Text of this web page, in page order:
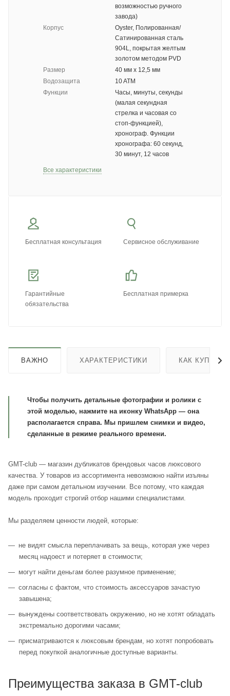
возможностью ручного
завода)
Корпус
Oyster, Полированная/
Сатинированная сталь
904L, покрытая желтым
золотом методом PVD
Размер
40 мм x 12,5 мм
Водозащита
10 ATM
Функции
Часы, минуты, секунды
(малая секундная
стрелка и часовая со
стоп-функцией),
хронограф. Функции
хронографа: 60 секунд,
30 минут, 12 часов
Все характеристики
Бесплатная консультация Сервисное обслуживание
Гарантийные
обязательства
Бесплатная примерка
ВАЖНО ХАРАКТЕРИСТИКИ КАК КУПИТЬ
Чтобы получить детальные фотографии и ролики с
этой моделью, нажмите на иконку WhatsApp — она
располагается справа. Мы пришлем снимки и видео,
сделанные в режиме реального времени.
GMT-club — магазин дубликатов брендовых часов люксового
качества. У товаров из ассортимента невозможно найти изъяны
даже при самом детальном изучении. Все потому, что каждая
модель проходит строгий отбор нашими специалистами.
Мы разделяем ценности людей, которые:
не видят смысла переплачивать за вещь, которая уже через
месяц надоест и потеряет в стоимости;
могут найти деньгам более разумное применение;
согласны с фактом, что стоимость аксессуаров зачастую
завышена;
вынуждены соответствовать окружению, но не хотят обладать
экстремально дорогими часами;
присматриваются к люксовым брендам, но хотят попробовать
перед покупкой аналогичные доступные варианты.
Преимущества заказа в GMT-club